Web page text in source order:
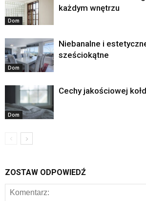
Dom
każdym wnętrzu
Dom
Niebanalne i
sześciokątne
Dom
Cechy jakościowej
ZOSTAW ODPOWIEDŹ